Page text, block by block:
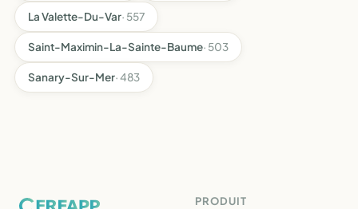
La Valette-Du-Var· 557
Saint-Maximin-La-Sainte-Baume· 503
Sanary-Sur-Mer· 483
PRODUIT